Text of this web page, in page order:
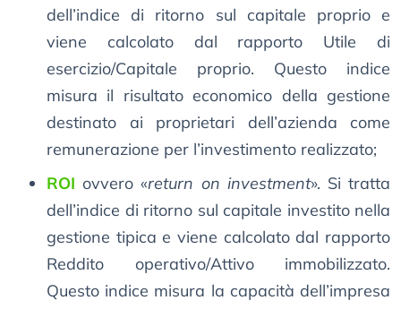
dell’indice di ritorno sul capitale proprio e
viene calcolato dal rapporto Utile di
esercizio/Capitale proprio. Questo indice
misura il risultato economico della gestione
destinato ai proprietari dell’azienda come
remunerazione per l’investimento realizzato;
ROI ovvero «return on investment». Si tratta
dell’indice di ritorno sul capitale investito nella
gestione tipica e viene calcolato dal rapporto
Reddito operativo/Attivo immobilizzato.
Questo indice misura la capacità dell’impresa